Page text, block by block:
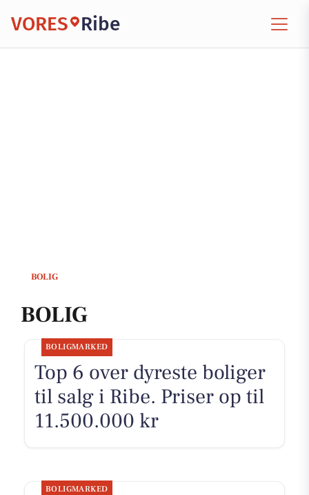
VORES Ribe
BOLIG
BOLIG
BOLIGMARKED
Top 6 over dyreste boliger
til salg i Ribe. Priser op til
11.500.000 kr
BOLIGMARKED